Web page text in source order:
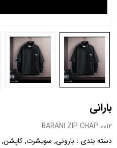
بارانی
0012.BARANI ZIP CHAP
دسته بندی : بارونی, سویشرت, کاپشن,